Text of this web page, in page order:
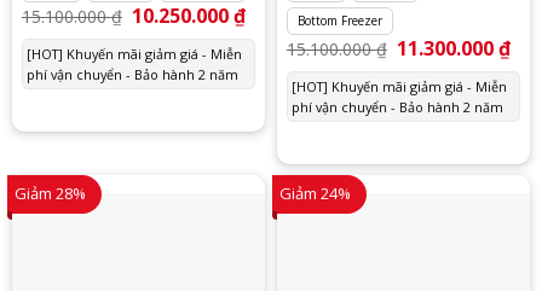
15.100.000₫ Giá
gốc
là:
15.100.000 ₫.
10.250.000₫Giá
tại
10.250.000 ₫.
[HOT] Khuyến mãi giảm giá - Miễn
phí vận chuyển - Bảo hành 2 năm
Bottom Freezer
15.100.000₫ Giá
gốc
là:
15.100.000 ₫.
11.300.000₫Giá
tại
[HOT] Khuyến mãi giảm giá - Miễn
phí vận chuyển - Bảo hành 2 năm
Giảm 28% Giảm 24%